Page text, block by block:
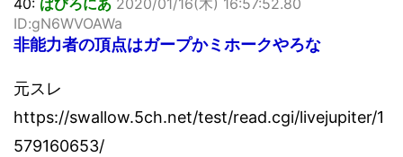
40: ばびろにあ 2020/01/16(木) 16:57:52.80
ID:gN6WVOAWa
非能力者の頂点はガープかミホークやろな
元スレ
https://swallow.5ch.net/test/read.cgi/livejupiter/1
579160653/